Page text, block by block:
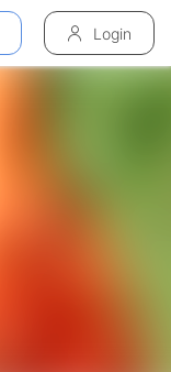
Login